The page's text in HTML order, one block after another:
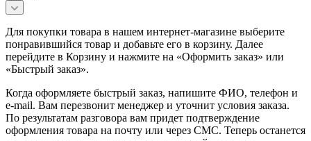
Для покупки товара в нашем интернет-магазине выберите
понравившийся товар и добавьте его в корзину. Далее
перейдите в Корзину и нажмите на «Оформить заказ» или
«Быстрый заказ».
Когда оформляете быстрый заказ, напишите ФИО, телефон и
e-mail. Вам перезвонит менеджер и уточнит условия заказа.
По результатам разговора вам придет подтверждение
оформления товара на почту или через СМС. Теперь останется